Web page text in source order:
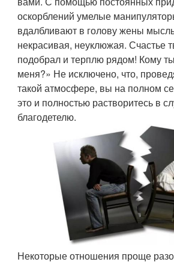
оскорблений умелые
вдалбливают в голову жены
некрасивая, неуклюжая. Счастье
подобрал и терплю рядом! Кому
меня?» Не исключено, что,
такой атмосфере, вы на полном
это и полностью растворитесь в
благодетелю.
Некоторые отношения проще